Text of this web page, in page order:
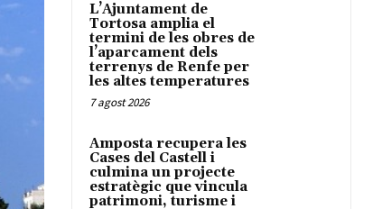
L’Ajuntament de
Tortosa amplia el
termini de les obres de
l’aparcament dels
terrenys de Renfe per
les altes temperatures
7 agost 2026
Amposta recupera les
Cases del Castell i
culmina un projecte
estratègic que vincula
patrimoni, turisme i